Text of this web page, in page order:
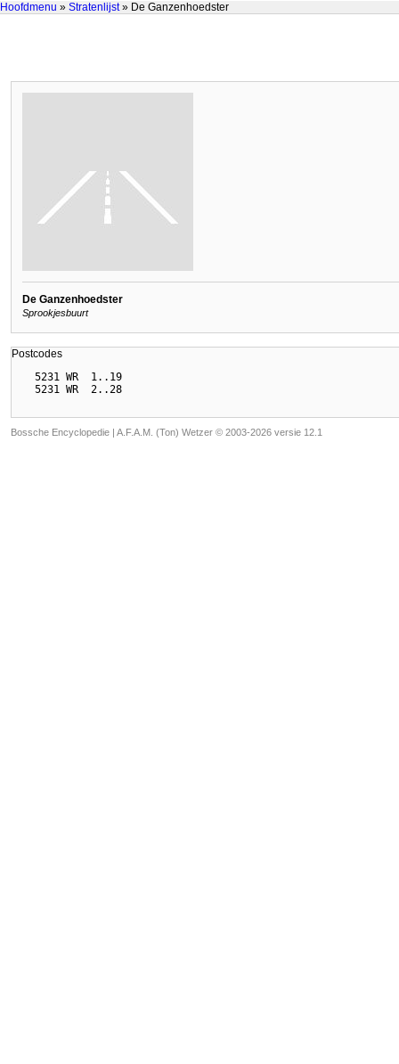
Hoofdmenu » Stratenlijst» De Ganzenhoedster
De Ganzenhoedster
Sprookjesbuurt
Postcodes
  5231 WR  1..19
Bossche Encyclopedie | A.F.A.M. (Ton) Wetzer © 2003-2026 versie 12.1